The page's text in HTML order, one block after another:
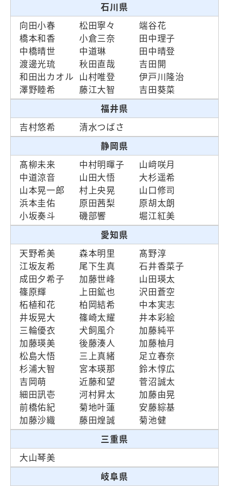
石川県
向田小春
松田寧々
端谷花
橋本和香
小倉三奈
田中理子
中橋晴世
中道琳
田中晴登
渡邊光琉
秋田直哉
吉田開
和田出カオル 山村唯登
伊戸川隆治
澤野睦希
藤江大智
吉田葵菜
福井県
吉村悠希
清水つばさ
静岡県
髙柳未来
中村明暉子
山﨑咲月
中道涼音
山田大悟
大杉遥希
山本晃一郎
村上央晃
山口修司
浜本圭佑
原田茜梨
原胡太朗
小坂奏斗
磯部響
堀江紅美
愛知県
天野希美
森本明里
髙野淳
江坂友希
尾下生真
石井香菜子
成田夕希子
加藤世峰
山田瑛太
篠原輝
上田鉱也
沢田蒼空
柘植和花
柏岡結希
中本実志
井坂晃大
篠崎太耀
井本彩絵
三輪優衣
犬飼風介
加藤純平
加藤瑛美
後藤湊人
加藤柚月
松島大悟
三上真緒
足立春奈
杉浦大智
宮本瑛那
鈴木惇広
吉岡萌
近藤和望
菅沼誠太
細田訊壱
河村昇太
加藤由晃
前橋佑紀
菊地叶蓮
安藤綜基
加藤沙織
藤田煌誠
菊池健
三重県
大山琴美
岐阜県